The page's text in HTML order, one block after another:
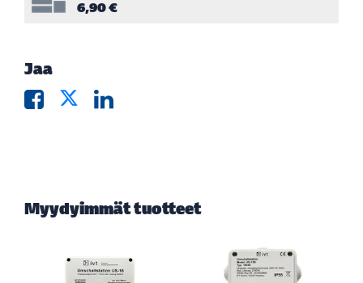
6,90 €
Jaa
Myydyimmät tuotteet